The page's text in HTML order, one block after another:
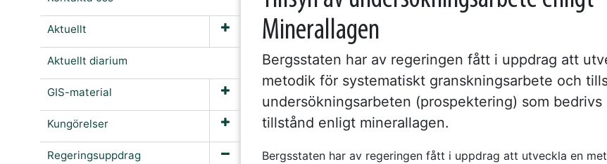
Aktuellt
Aktuellt diarium
GIS-material
Kungörelser
Regeringsuppdrag
Minerallagen
Bergsstaten har av regeringen fått i uppdrag att
metodik för systematiskt granskningsarbete och
undersökningsarbeten (prospektering) som bedrivs
tillstånd enligt minerallagen.
Bergsstaten har av regeringen fått i uppdrag att utveckla en